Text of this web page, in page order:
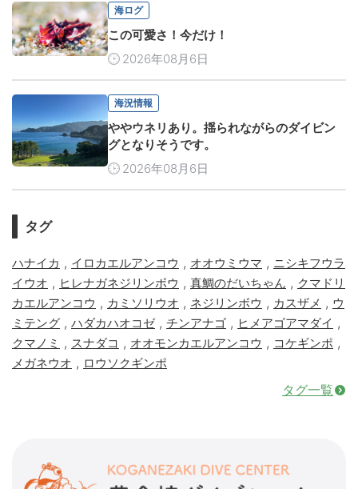
海ログ
この可愛さ！今だけ！
2026年08月6日
海況情報
ややウネリあり。揺られながらのダイビン
グとなりそうです。
2026年08月6日
タグ
ハナイカ , イロカエルアンコウ , オオウミウマ , ニシキフウラ
イウオ , ヒレナガネジリンボウ , 真鯛のだいちゃん , クマドリ
カエルアンコウ , カミソリウオ , ネジリンボウ , カスザメ , ウ
ミテング , ハダカハオコゼ, チンアナゴ , ヒメアゴアマダイ ,
クマノミ , スナダコ , オオモンカエルアンコウ , コケギンポ ,
メガネウオ , ロウソクギンポ
タグ一覧